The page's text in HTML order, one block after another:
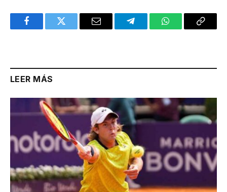
FacebookTwitter Email TelegramWhatsAppCopy
LEER MÁS